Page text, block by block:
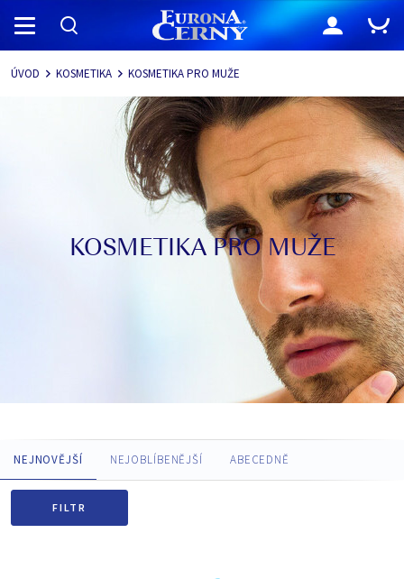
Navigace
ÚVOD KOSMETIKA KOSMETIKA PRO MUŽE
KOSMETIKA PRO MUŽE
NEJNOVĚJŠÍ NEJOBLÍBENĚJŠÍ ABECEDNĚ
FILTR